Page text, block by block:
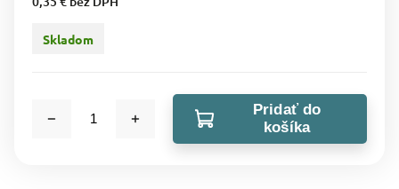
Skladom
Pridať do
košíka